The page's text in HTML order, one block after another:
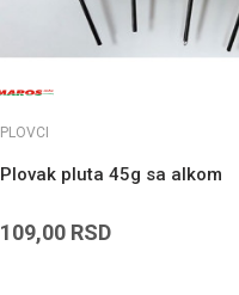
PLOVCI
Plovak pluta 45g sa alkom
109,00 RSD